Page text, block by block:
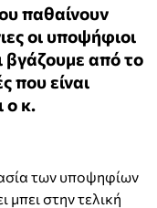
παθαίνουν
οι υποψήφιοι
βγάζουμε από το
που είναι
ο κ.
των υποψηφίων
μπει στην τελική